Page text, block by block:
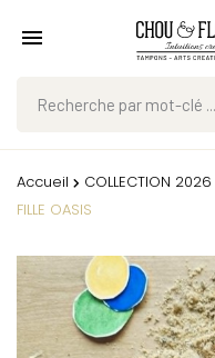
Accueil COLLECTION 2026
FILLE OASIS